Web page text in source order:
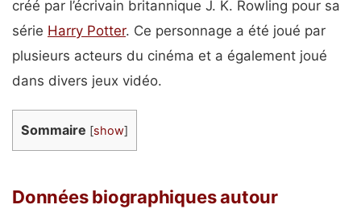
créé par l’écrivain britannique J. K. Rowling pour sa
série Harry Potter. Ce personnage a été joué par
plusieurs acteurs du cinéma et a également joué
dans divers jeux vidéo.
Sommaire [show]
Données biographiques autour